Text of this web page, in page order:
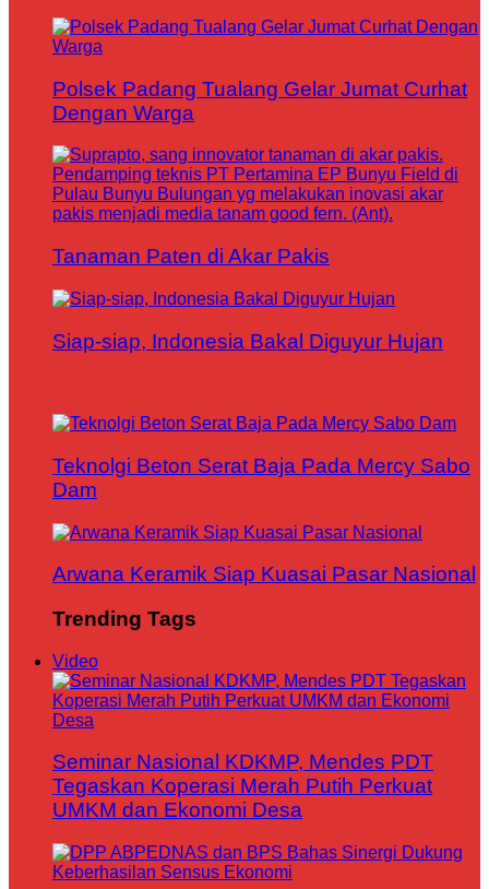
Polsek Padang Tualang Gelar Jumat Curhat
Dengan Warga
Tanaman Paten di Akar Pakis
Siap-siap, Indonesia Bakal Diguyur Hujan
Teknolgi Beton Serat Baja Pada Mercy Sabo
Dam
Arwana Keramik Siap Kuasai Pasar Nasional
Trending Tags
Video
Seminar Nasional KDKMP, Mendes PDT
Tegaskan Koperasi Merah Putih Perkuat
UMKM dan Ekonomi Desa